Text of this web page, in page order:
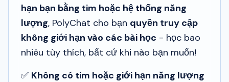
hạn bạn bằng tim hoặc hệ thống năng
lượng, PolyChat cho bạn quyền truy cập
không giới hạn vào các bài học - học bao
nhiêu tùy thích, bất cứ khi nào bạn muốn!
✅ Không có tim hoặc giới hạn năng lượng